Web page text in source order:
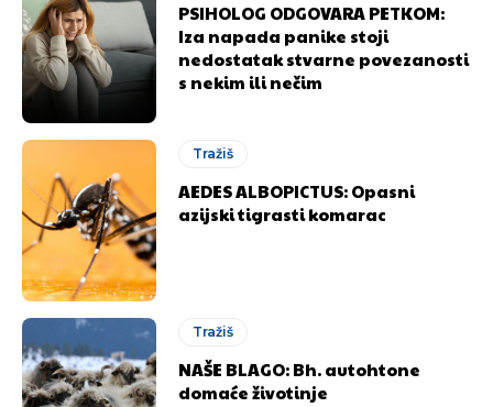
PSIHOLOG ODGOVARA PETKOM:
Iza napada panike stoji
nedostatak stvarne povezanosti
s nekim ili nečim
Tražiš
AEDES ALBOPICTUS: Opasni
azijski tigrasti komarac
Tražiš
NAŠE BLAGO: Bh. autohtone
domaće životinje